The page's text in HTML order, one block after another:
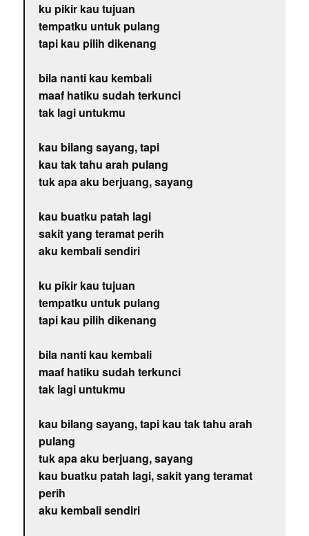
ku pikir kau tujuan
tempatku untuk pulang
tapi kau pilih dikenang
bila nanti kau kembali
maaf hatiku sudah terkunci
tak lagi untukmu
kau bilang sayang, tapi
kau tak tahu arah pulang
tuk apa aku berjuang, sayang
kau buatku patah lagi
sakit yang teramat perih
aku kembali sendiri
ku pikir kau tujuan
tempatku untuk pulang
tapi kau pilih dikenang
bila nanti kau kembali
maaf hatiku sudah terkunci
tak lagi untukmu
kau bilang sayang, tapi kau tak tahu arah
pulang
tuk apa aku berjuang, sayang
kau buatku patah lagi, sakit yang teramat
perih
aku kembali sendiri